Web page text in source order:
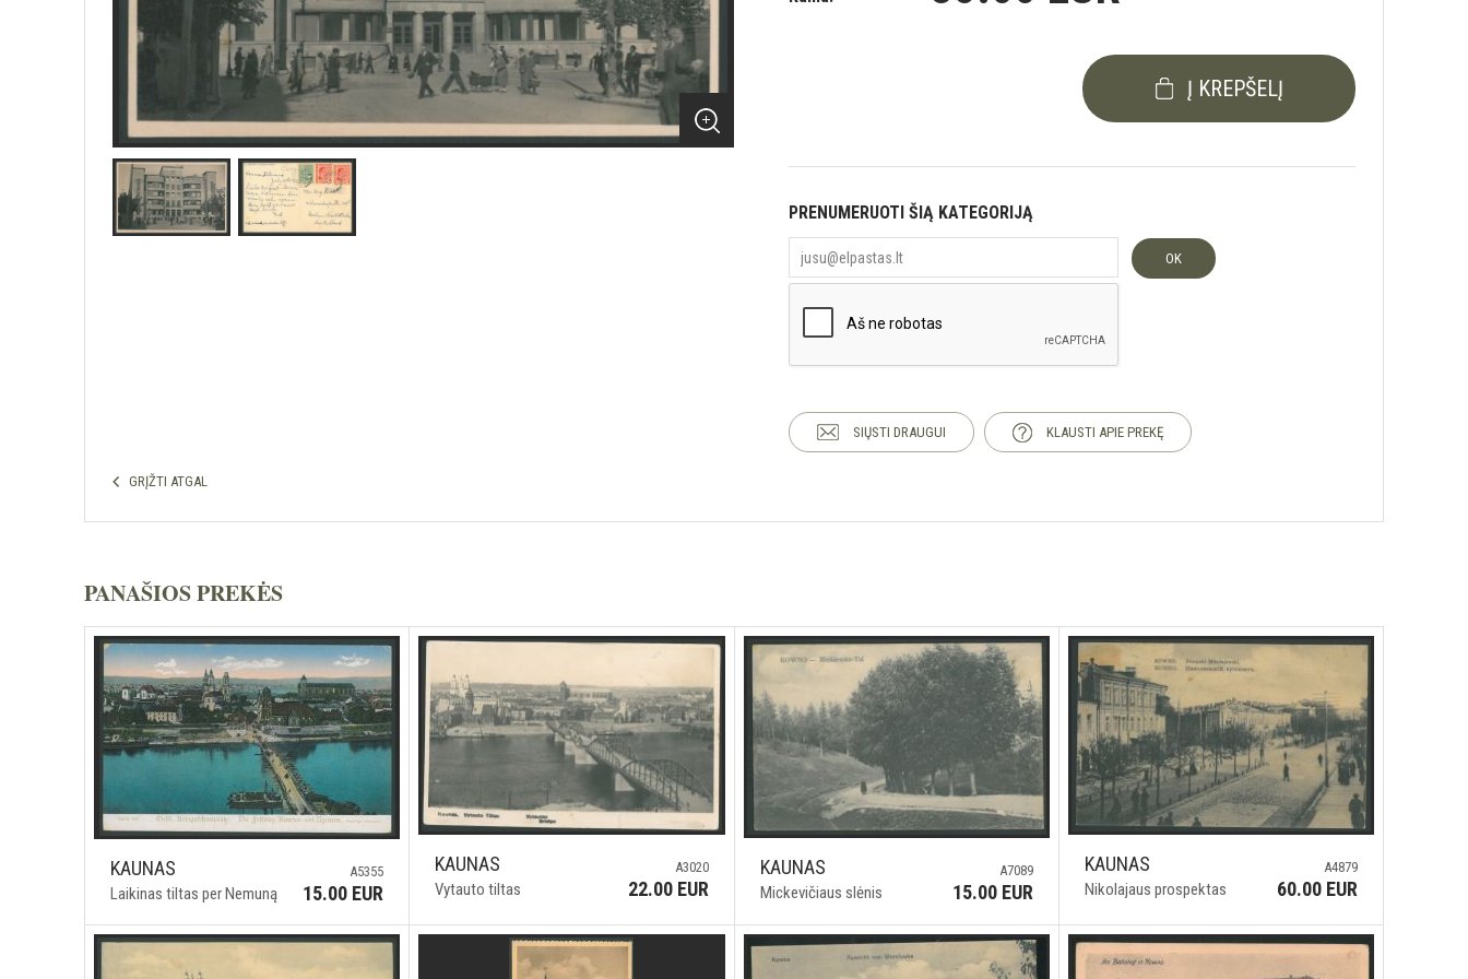
Į KREPŠELĮ
PRENUMERUOTI ŠIĄ KATEGORIJĄ
OK
SIŲSTI DRAUGUI KLAUSTI APIE PREKĘ
GRĮŽTI ATGAL
PANAŠIOS PREKĖS
KAUNAS
Laikinas tiltas per Nemuną
A5355
15.00 EUR
KAUNAS
Vytauto tiltas
A3020
22.00 EUR
KAUNAS
Mickevičiaus slėnis
A7089
15.00 EUR
KAUNAS
Nikolajaus prospektas
A4879
60.00 EUR